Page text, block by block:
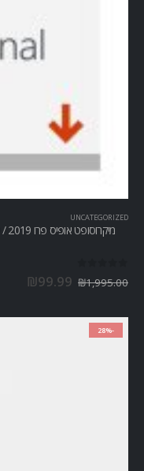
UNCATEGORIZED
₪1,995.00
₪99.99
-28%